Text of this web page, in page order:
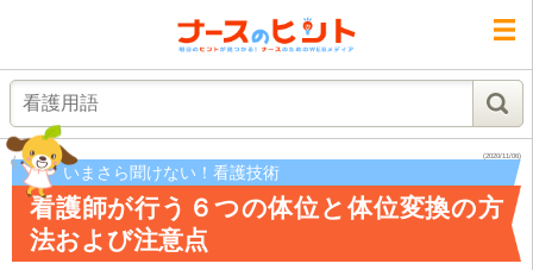
(2020/11/06)
いまさら聞けない！看護技術
看護師が行う６つの体位と体位変換の方
法および注意点